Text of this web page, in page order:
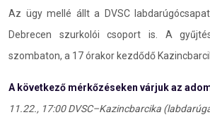
Az ügy mellé állt a DVSC
Debrecen szurkolói csoport is. A
szombaton, a 17 órakor kezdődő
A következő mérkőzéseken várjuk az
11.22., 17:00 DVSC–Kazincbarcika